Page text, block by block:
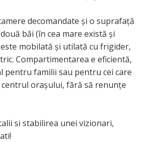
decomandate și o suprafață
băi (în cea mare există și
mobilată și utilată cu frigider,
Compartimentarea e eficientă,
pentru familii sau pentru cei care
orașului, fără să renunțe
si stabilirea unei vizionari,